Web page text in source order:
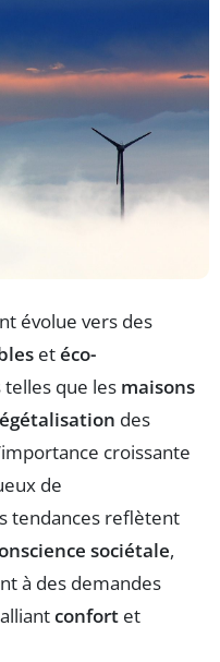
évolue vers des
etéco-
telles que les maisons
des
croissante
de
tendances reflètent
sociétale,
à des demandes
confort et